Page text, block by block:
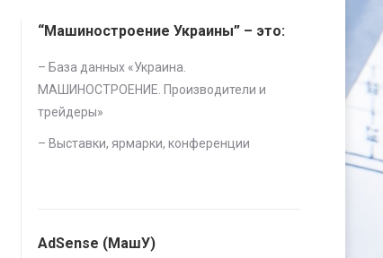
“Машиностроение Украины” – это:
– База данных «Украина.
МАШИНОСТРОЕНИЕ. Производители и
трейдеры»
– Выставки, ярмарки, конференции
AdSense (МашУ)